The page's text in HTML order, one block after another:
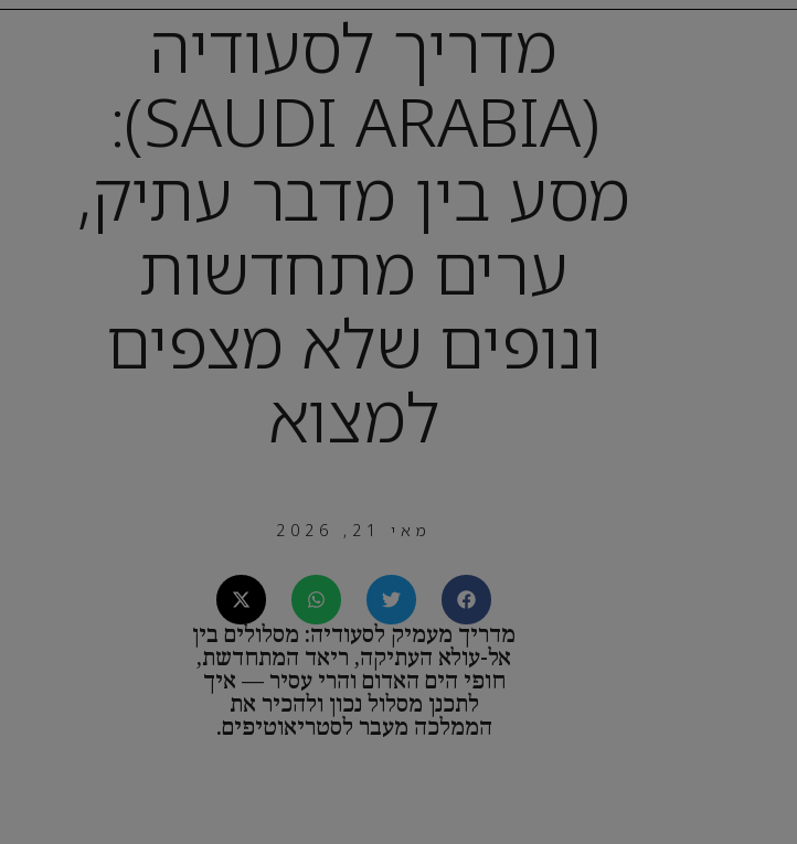
מדריך לסעודיה
(SAUDI ARABIA):
מסע בין מדבר עתיק,
ערים מתחדשות
ונופים שלא מצפים
למצוא
מאי 21, 2026
מדריך מעמיק לסעודיה: מסלולים בין
אל-עולא העתיקה, ריאד המתחדשת,
חופי הים האדום והרי עסיר — איך
לתכנן מסלול נכון ולהכיר את
הממלכה מעבר לסטריאוטיפים.